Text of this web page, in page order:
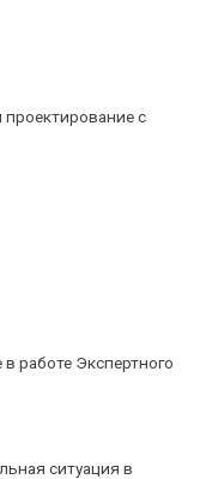
проектирование с
работе Экспертного
ситуация в